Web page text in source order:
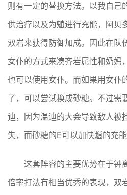
则有一定的替换方法。以我自己
供治疗以及为魈进行充能，阿贝
双岩来获得防御加成。因此在队
女仆的方式来凑齐岩属性和奶妈
也可以使用女仆。而如果用女仆
了，可以尝试换成砂糖。不过需
迪，因为温迪的大会导致敌人被
失，而砂糖的E可以加快魈的充能
这套阵容的主要优势在于钟
倍率打法有相当优秀的表现，双